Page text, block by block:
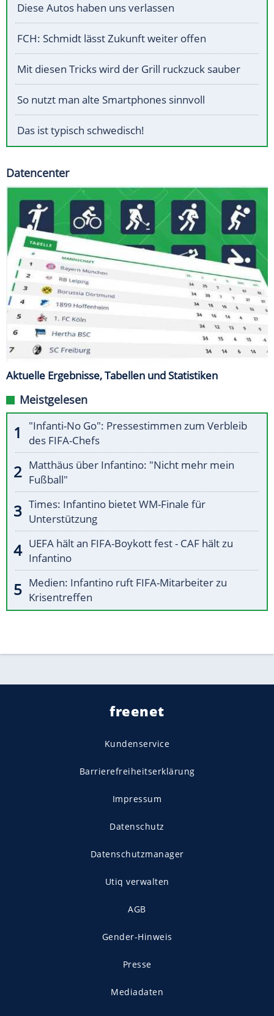
Diese Autos haben uns verlassen
FCH: Schmidt lässt Zukunft weiter offen
Mit diesen Tricks wird der Grill ruckzuck sauber
So nutzt man alte Smartphones sinnvoll
Das ist typisch schwedisch!
Datencenter
Aktuelle Ergebnisse, Tabellen und Statistiken
Meistgelesen
"Infanti-No Go": Pressestimmen zum Verbleib
des FIFA-Chefs
Matthäus über Infantino: "Nicht mehr mein
Fußball"
Times: Infantino bietet WM-Finale für
Unterstützung
UEFA hält an FIFA-Boykott fest - CAF hält zu
Infantino
Medien: Infantino ruft FIFA-Mitarbeiter zu
Krisentreffen
freenet
Kundenservice
Barrierefreiheitserklärung
Impressum
Datenschutz
Datenschutzmanager
Utiq verwalten
AGB
Gender-Hinweis
Presse
Mediadaten